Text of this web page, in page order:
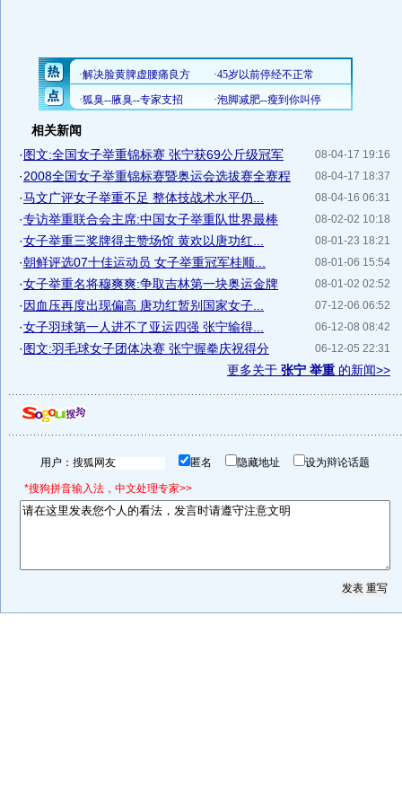
相关新闻
08-04-17 19:16
·图文:全国女子举重锦标赛 张宁获69公斤级冠军
08-04-17 18:37
·2008全国女子举重锦标赛暨奥运会选拔赛全赛程
08-04-16 06:31
·马文广评女子举重不足 整体技战术水平仍...
08-02-02 10:18
·专访举重联合会主席:中国女子举重队世界最棒
08-01-23 18:21
·女子举重三奖牌得主赞场馆 黄欢以唐功红...
08-01-06 15:54
·朝鲜评选07十佳运动员 女子举重冠军桂顺...
08-01-02 02:52
·女子举重名将穆爽爽:争取吉林第一块奥运金牌
07-12-06 06:52
·因血压再度出现偏高 唐功红暂别国家女子...
06-12-08 08:42
·女子羽球第一人进不了亚运四强 张宁输得...
06-12-05 22:31
·图文:羽毛球女子团体决赛 张宁握拳庆祝得分
更多关于 张宁 举重 的新闻>>
用户： 匿名 隐藏地址 设为辩论话题
*搜狗拼音输入法，中文处理专家>>